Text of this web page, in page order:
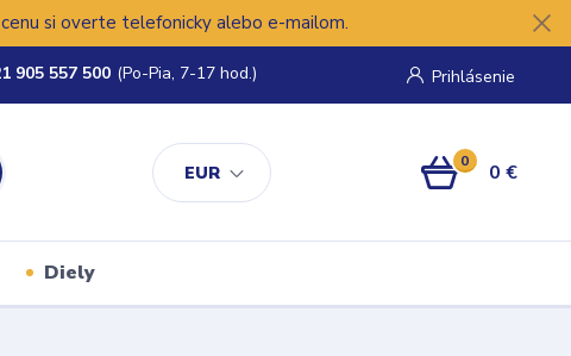
si overte telefonicky alebo e-mailom.
EUR
Prihlásenie
905 557 500 (Po-Pia, 7-17 hod.)
0 0 €
Diely